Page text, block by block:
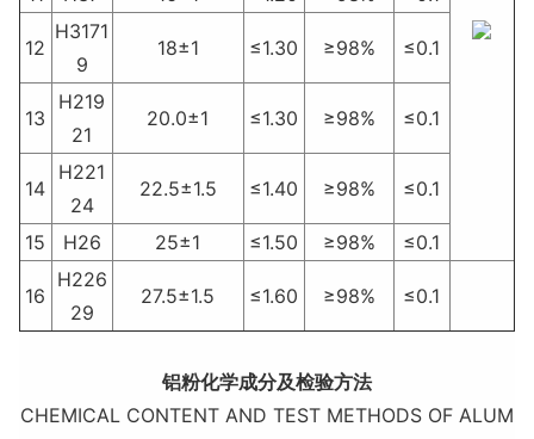
12
H3171
9
18±1 ≤1.30 ≥98% ≤0.1
13
H219
21
20.0±1 ≤1.30 ≥98% ≤0.1
14
H221
24
22.5±1.5 ≤1.40 ≥98% ≤0.1
15 H26 25±1 ≤1.50 ≥98% ≤0.1
16
H226
29
27.5±1.5 ≤1.60 ≥98% ≤0.1
铝粉化学成分及检验方法
CHEMICAL CONTENT AND TEST METHODS OF ALUM